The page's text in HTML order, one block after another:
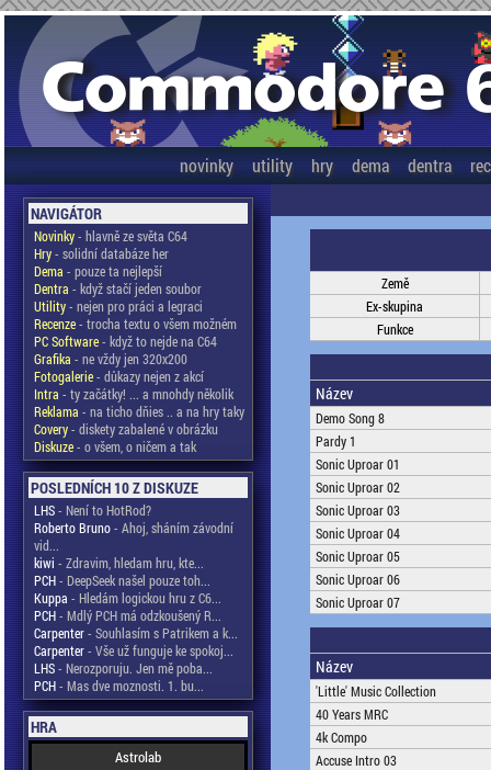
novinky utility hry dema dentra
NAVIGÁTOR
Novinky- hlavně ze světa C64
Hry- solidní databáze her
Dema - pouze ta nejlepší
Dentra - když stačí jeden soubor
Utility- nejen pro práci a legraci
Recenze- trocha textu o všem možném
PC Software- když to nejde na C64
Grafika - ne vždy jen 320x200
Fotogalerie- důkazy nejen z akcí
Intra - ty začátky! ... a mnohdy několik
Reklama - na ticho dňies .. a na hry taky
Covery- diskety zabalené v obrázku
Diskuze- o všem, o ničem a tak
POSLEDNÍCH 10 Z DISKUZE
LHS- Není to HotRod?
Roberto Bruno- Ahoj, sháním závodní
vid...
kiwi - Zdravim, hledam hru, kte...
PCH- DeepSeek našel pouze toh...
Kuppa - Hledám logickou hru z C6...
PCH- Mdlý PCH má odzkoušený R...
Carpenter- Souhlasím s Patrikem a k...
Carpenter- Vše už funguje ke spokoj...
LHS- Nerozporuju. Jen mě poba...
PCH- Mas dve moznosti. 1. bu...
HRA
Astrolab
Země
Ex-skupina
Funkce
Název
Demo Song 8
Pardy 1
Sonic Uproar 01
Sonic Uproar 02
Sonic Uproar 03
Sonic Uproar 04
Sonic Uproar 05
Sonic Uproar 06
Sonic Uproar 07
Název
'Little' Music Collection
40 Years MRC
4k Compo
Accuse Intro 03